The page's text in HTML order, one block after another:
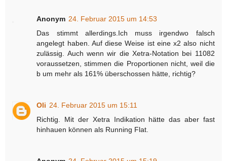
Anonym 24. Februar 2015 um 14:53
Das stimmt allerdings.Ich muss irgendwo falsch
angelegt haben. Auf diese Weise ist eine x2 also nicht
zulässig. Auch wenn wir die Xetra-Notation bei 11082
voraussetzen, stimmen die Proportionen nicht, weil die
b um mehr als 161% überschossen hätte, richtig?
Oli 24. Februar 2015 um 15:11
Richtig. Mit der Xetra Indikation hätte das aber fast
hinhauen können als Running Flat.